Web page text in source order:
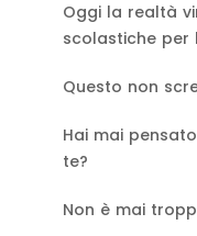
Oggi la realtà
scolastiche per
Questo non
Hai mai
te?
Non è mai